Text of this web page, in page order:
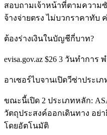
สอบถามเจ้าหน้าที่ตามความซั
จ้างจ่ายตรง ไม่บวกราคาทับ
ต้องร่างเงินในบัญชีกี่บาท?
evisa.gov.az $26 3 วันทำการ
อาเซอร์ไบจานเปิดวีซ่าประเ
ขณะนี้เปิด 2 ประเภทหลัก:
วัตถุประสงค์ออกเดินทาง อย่
โดยอัตโนมัติ